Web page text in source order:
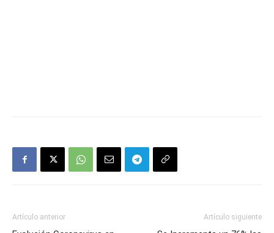
Artículo anterior Artículo siguiente